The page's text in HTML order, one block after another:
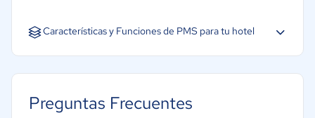
Español Inglés
Características y Funciones de PMS para tu hotel
Preguntas Frecuentes